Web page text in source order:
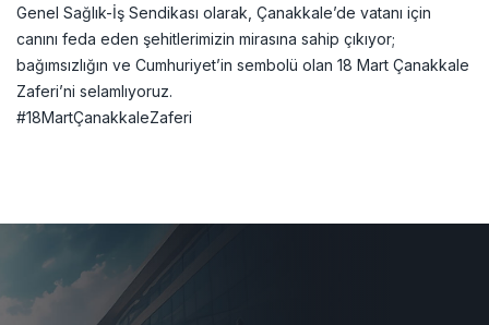
Genel Sağlık-İş Sendikası olarak, Çanakkale’de vatanı için
canını feda eden şehitlerimizin mirasına sahip çıkıyor;
bağımsızlığın ve Cumhuriyet’in sembolü olan 18 Mart Çanakkale
Zaferi’ni selamlıyoruz.
#18MartÇanakkaleZaferi